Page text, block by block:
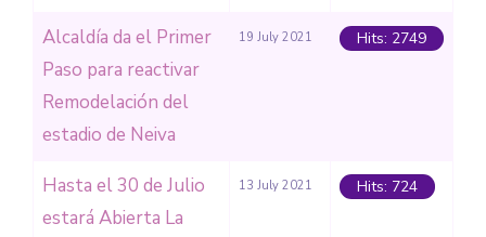
Alcaldía da el Primer
Paso para reactivar
Remodelación del
estadio de Neiva
19 July 2021 Hits: 2749
Hasta el 30 de Julio
estará Abierta La
13 July 2021 Hits: 724